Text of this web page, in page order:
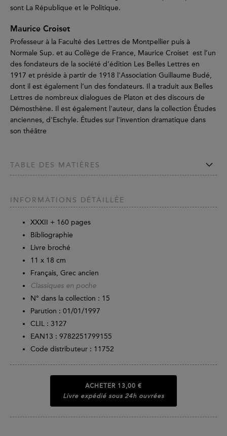
sont La République et le Politique.
Maurice Croiset
Professeur à la Faculté des Lettres de Montpellier puis à
Normale Sup. et au Collège de France, Maurice Croiset est l’un
des fondateurs de la société d’édition Les Belles Lettres en
1917 et préside à partir de 1918 l'Association Guillaume Budé,
dont il est également l’un des fondateurs. Il a traduit aux Belles
Lettres de nombreux dialogues de Platon et des discours de
Démosthène. Il est également l'auteur, dans la collection Études
anciennes, d'Eschyle. Études sur l'invention dramatique dans
son théâtre
TABLE DES MATIÈRES
INFORMATIONS DÉTAILLÉE
XXXII + 160 pages
Bibliographie
Livre broché
11 x 18 cm
Français, Grec ancien
Classiques en poche
N° dans la collection : 15
Parution : 01/01/1997
CLIL : 3127
EAN13 : 9782251799155
Code distributeur : 11752
ACHETER 13,00 €
Livre expédié sous 24h ouvrées